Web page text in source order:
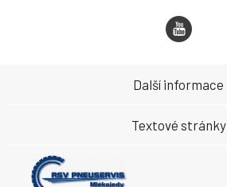
Další informace
Textové stránky